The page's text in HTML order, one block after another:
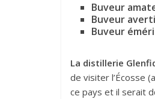
Buveur
Buveur
Buveur
La distillerie
de visiter l’Écosse
ce pays et il serait